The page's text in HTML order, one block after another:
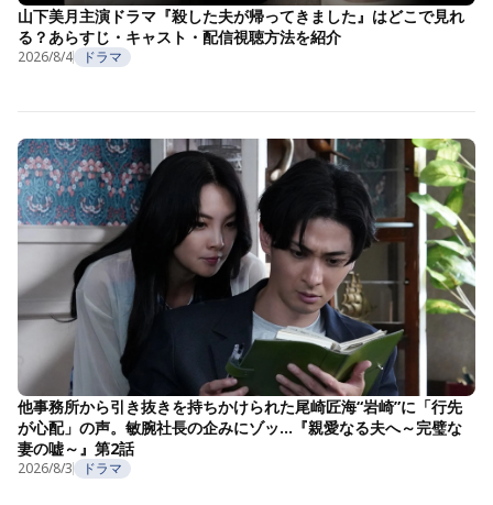
山下美月主演ドラマ『殺した夫が帰ってきました』はどこで見れ
る？あらすじ・キャスト・配信視聴方法を紹介
2026/8/4 ドラマ
他事務所から引き抜きを持ちかけられた尾崎匠海“岩崎”に「行先
が心配」の声。敏腕社長の企みにゾッ…『親愛なる夫へ～完璧な
妻の嘘～』第2話
2026/8/3 ドラマ